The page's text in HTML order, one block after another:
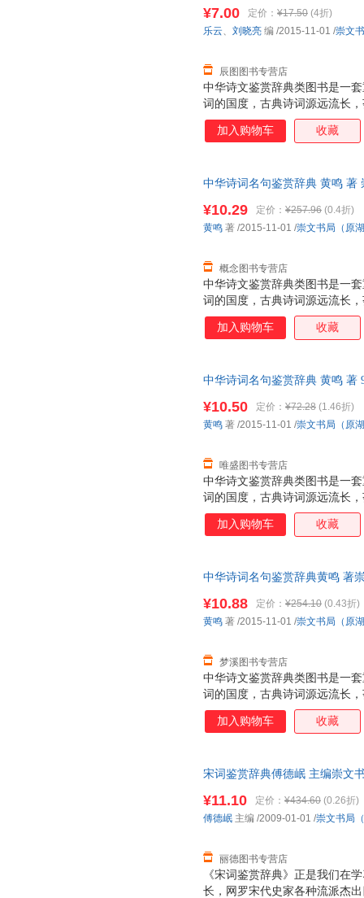
中华诗文鉴赏辞典类图书是一
词的国度，古典诗词源远流长
《诗经》算起的三千多年诗史
艳，散发出永恒的艺术魅力。
小，选目更精，辞赏文字更注
生及层次稍低的一般读者。
¥7.00 定价： ¥17.50 (4折)
辰图图书专营店
乐云、 刘晓亮 编 /2015-11-01 /崇文
加入购物车 收藏
中华诗词名句鉴赏辞典 黄鸣 著
中华诗文鉴赏辞典类图书是一
词的国度，古典诗词源远流长
《诗经》算起的三千多年诗史
艳，散发出永恒的艺术魅力。
头稍小，选目更精，辞赏文字
中学生及层次稍低的一般读者。
¥10.29 定价： ¥257.96 (0.4折)
概念图书专营店
黄鸣 著 /2015-11-01 /崇文书局（原
加入购物车 收藏
中华诗词名句鉴赏辞典 黄鸣 著
中华诗文鉴赏辞典类图书是一
词的国度，古典诗词源远流长
《诗经》算起的三千多年诗史
艳，散发出永恒的艺术魅力。
头稍小，选目更精，辞赏文字
中学生及层次稍低的一般读者。
¥10.50 定价： ¥72.28 (1.46折)
唯盛图书专营店
黄鸣 著 /2015-11-01 /崇文书局（原
加入购物车 收藏
中华诗词名句鉴赏辞典黄鸣 著
中华诗文鉴赏辞典类图书是一
词的国度，古典诗词源远流长
《诗经》算起的三千多年诗史
艳，散发出永恒的艺术魅力。
小，选目更精，辞赏文字更注
生及层次稍低的一般读者。
¥10.88 定价： ¥254.10 (0.43折)
梦溪图书专营店
黄鸣 著 /2015-11-01 /崇文书局（原
加入购物车 收藏
宋词鉴赏辞典傅德岷 主编崇文
《宋词鉴赏辞典》正是我们在
长，网罗宋代史家各种流派杰
¥11.10 定价： ¥434.60 (0.26折)
丽德图书专营店
傅德岷 主编 /2009-01-01 /崇文书局